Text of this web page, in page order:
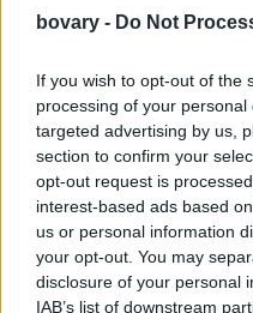
bovary - Do Not
If you wish to opt-out of the
processing of your
targeted advertising by us,
section to confirm your
opt-out request is
interest-based ads based
us or personal information
your opt-out. You may
disclosure of your personal
IAB’s list of downstream
Μπορεί, λοιπόν, οι